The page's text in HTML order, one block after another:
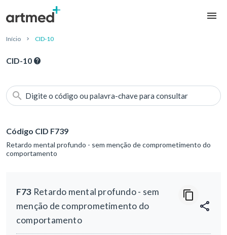
Início CID-10
CID-10
Digite o código ou palavra-chave para consultar
Código CID F739
Retardo mental profundo - sem menção de comprometimento do
comportamento
F73 Retardo mental profundo - sem
menção de comprometimento do
comportamento